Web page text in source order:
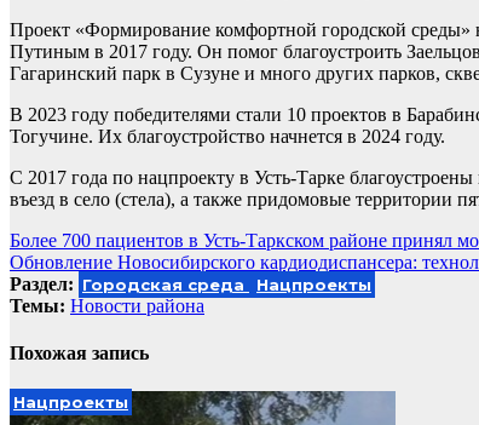
Проект «Формирование комфортной городской
Путиным в 2017 году. Он помог благоустроить
Гагаринский парк в Сузуне и много других парков,
В 2023 году победителями стали 10 проектов в
Тогучине. Их благоустройство начнется в 2024 году.
С 2017 года по нацпроекту в Усть-Тарке
въезд в село (стела), а также придомовые территории
Навигация
по
записям
Более 700 пациентов в Усть-Таркском районе принял
Обновление Новосибирского кардиодиспансера:
Раздел: Городская среда Нацпроекты
Темы: Новости района
Похожая запись
Нацпроекты